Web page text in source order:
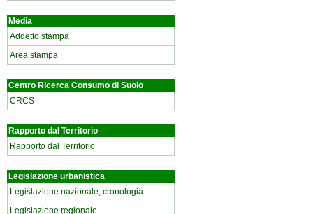
Media
Addetto stampa
Area stampa
Centro Ricerca Consumo di Suolo
CRCS
Rapporto dal Territorio
Rapporto dal Territorio
Legislazione urbanistica
Legislazione nazionale, cronologia
Legislazione regionale